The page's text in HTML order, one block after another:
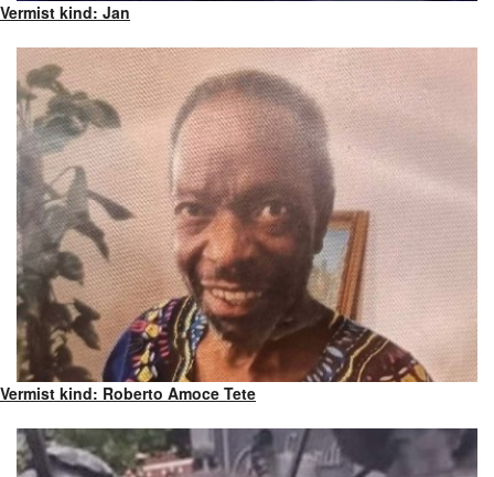
Vermist kind: Jan
Vermist kind: Roberto Amoce Tete